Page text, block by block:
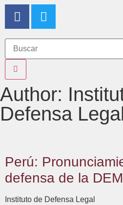
Author:
Defensa
Perú:
defensa de la
Instituto de Defensa Legal